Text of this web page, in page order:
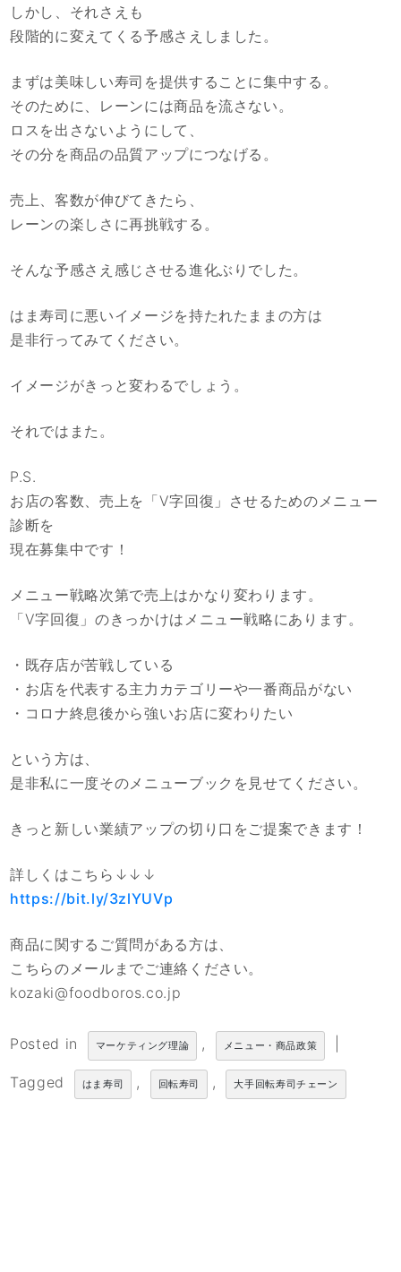
しかし、それさえも
段階的に変えてくる予感さえしました。
まずは美味しい寿司を提供することに集中する。
そのために、レーンには商品を流さない。
ロスを出さないようにして、
その分を商品の品質アップにつなげる。
売上、客数が伸びてきたら、
レーンの楽しさに再挑戦する。
そんな予感さえ感じさせる進化ぶりでした。
はま寿司に悪いイメージを持たれたままの方は
是非行ってみてください。
イメージがきっと変わるでしょう。
それではまた。
P.S.
お店の客数、売上を「V字回復」させるためのメニュー
診断を
現在募集中です！
メニュー戦略次第で売上はかなり変わります。
「V字回復」のきっかけはメニュー戦略にあります。
・既存店が苦戦している
・お店を代表する主力カテゴリーや一番商品がない
・コロナ終息後から強いお店に変わりたい
という方は、
是非私に一度そのメニューブックを見せてください。
きっと新しい業績アップの切り口をご提案できます！
詳しくはこちら↓↓↓
https://bit.ly/3zlYUVp
商品に関するご質問がある方は、
こちらのメールまでご連絡ください。
kozaki@foodboros.co.jp
Posted in マーケティング理論 , メニュー・商品政策
Tagged はま寿司 , 回転寿司 , 大手回転寿司チェーン